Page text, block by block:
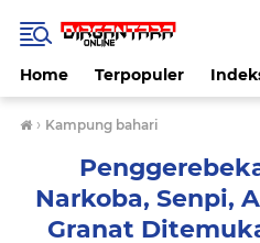
Home Terpopuler
› Kampung bahari
Narkoba, Senpi,
Granat